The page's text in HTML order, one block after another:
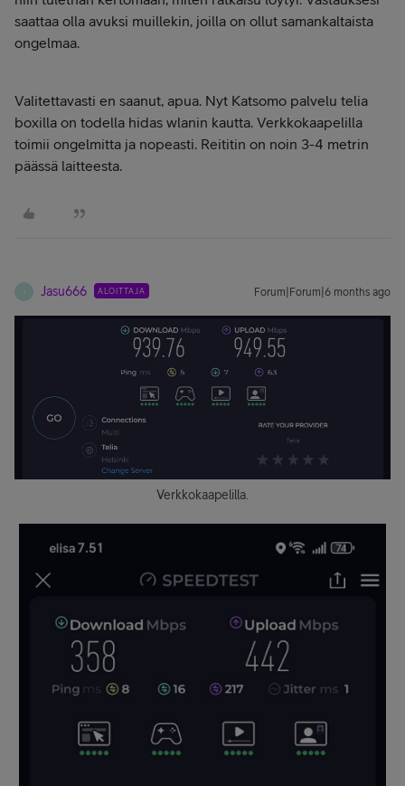
saattaa olla avuksi muillekin, joilla on ollut samankaltaista
ongelmaa.
Valitettavasti en saanut, apua. Nyt Katsomo palvelu telia
boxilla on todella hidas wlanin kautta. Verkkokaapelilla
toimii ongelmitta ja nopeasti. Reititin on noin 3-4 metrin
päässä laitteesta.
Jasu666 ALOITTAJA Forum|Forum|6 months ago
Verkkokaapelilla.